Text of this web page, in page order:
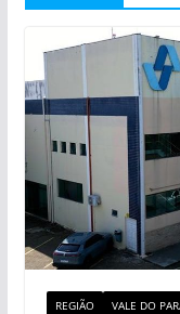
REGIÃO VALE DO